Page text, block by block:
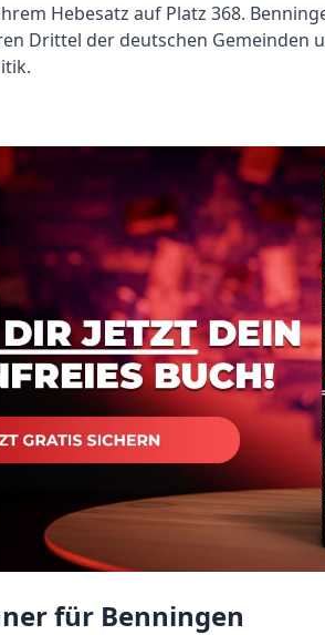
Hebesatz auf Platz 368.
Drittel der deutschen Gemeinden
für Benningen